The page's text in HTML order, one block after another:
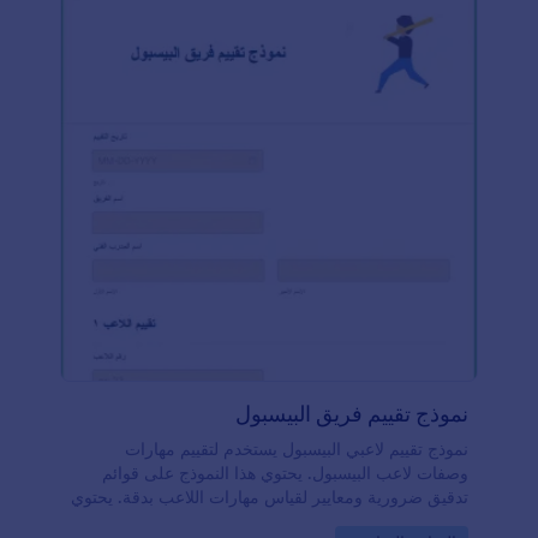
حساب Jotform الخاص بك واحصل على هذا القالب فورًا
نموذج تقييم فريق البيسبول
نموذج تقييم لاعبي البيسبول يستخدم لتقييم مهارات
وصفات لاعب البيسبول. يحتوي هذا النموذج على قوائم
تدقيق ضرورية ومعايير لقياس مهارات اللاعب بدقة. يحتوي